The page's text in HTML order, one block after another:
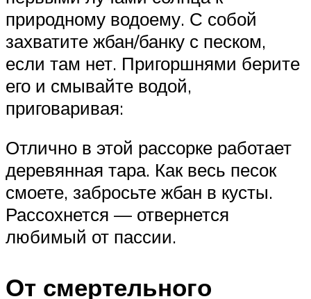
природному водоему. С собой
захватите жбан/банку с песком,
если там нет. Пригоршнями берите
его и смывайте водой,
приговаривая:
Отлично в этой рассорке работает
деревянная тара. Как весь песок
смоете, забросьте жбан в кусты.
Рассохнется — отвернется
любимый от пассии.
От смертельного